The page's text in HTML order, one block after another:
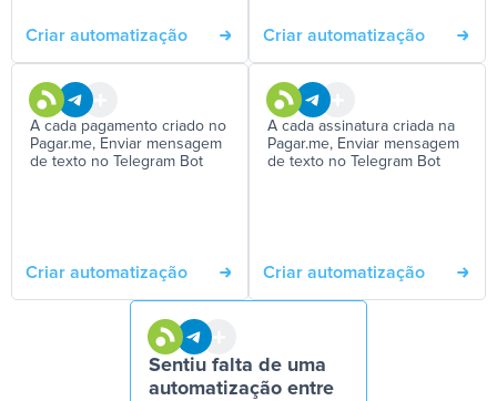
Criar automatização Criar automatização
A cada pagamento criado no
Pagar.me, Enviar mensagem
de texto no Telegram Bot
Criar automatização
A cada assinatura criada na
Pagar.me, Enviar mensagem
de texto no Telegram Bot
Criar automatização
Sentiu falta de uma
automatização entre